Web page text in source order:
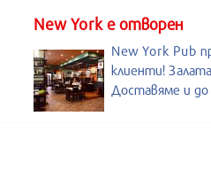
New York е отворен
New York Pub
клиенти!
Доставяме и